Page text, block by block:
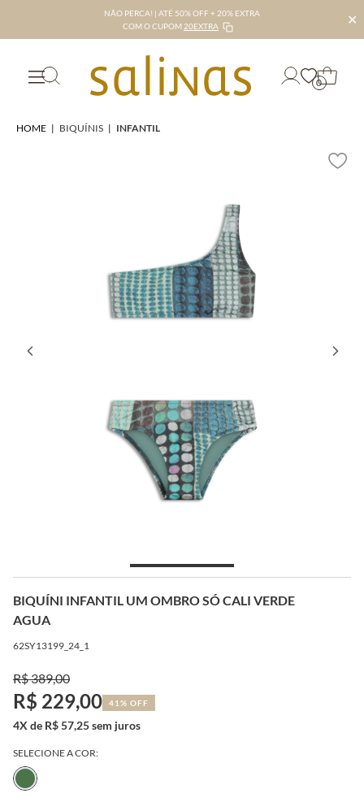
NÃO PERCA! | ATÉ 50% OFF + 20% EXTRA
COM O CUPOM 20EXTRA ✕
0
HOME | BIQUÍNIS | INFANTIL
BIQUÍNI INFANTIL UM OMBRO SÓ CALI VERDE
AGUA
62SY13199_24_1
R$ 389,00
R$ 229,00 41% OFF
4X de R$ 57,25 sem juros
SELECIONE A COR: